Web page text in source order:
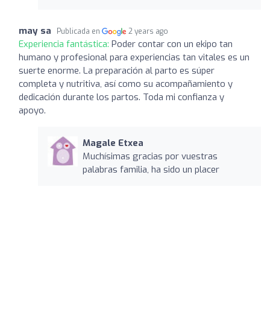
may sa Publicada en 2 years ago
Experiencia fantástica: Poder contar con un ekipo tan
humano y profesional para experiencias tan vitales es un
suerte enorme. La preparación al parto es súper
completa y nutritiva, así como su acompañamiento y
dedicación durante los partos. Toda mi confianza y
apoyo.
Magale Etxea
Muchísimas gracias por vuestras
palabras familia, ha sido un placer